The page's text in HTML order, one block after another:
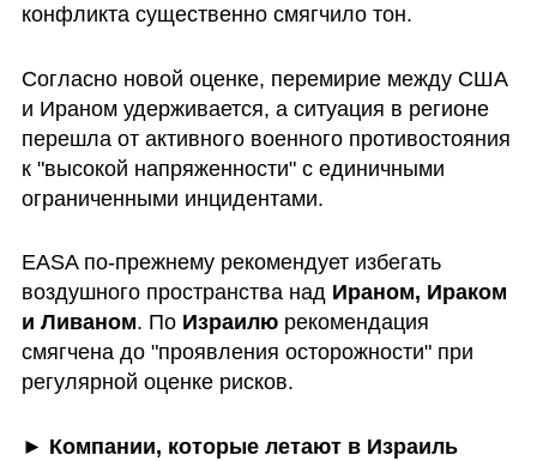
конфликта существенно смягчило тон.
Согласно новой оценке, перемирие между США
и Ираном удерживается, а ситуация в регионе
перешла от активного военного противостояния
к "высокой напряженности" с единичными
ограниченными инцидентами.
EASA по-прежнему рекомендует избегать
воздушного пространства над Ираном, Ираком
и Ливаном. По Израилю рекомендация
смягчена до "проявления осторожности" при
регулярной оценке рисков.
► Компании, которые летают в Израиль